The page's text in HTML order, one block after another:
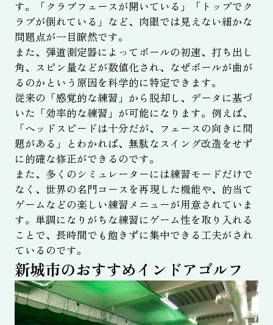
す。「クラブフェースが開いている」「トップでク
ラブが倒れている」など、肉眼では見えない細かな
問題点が一目瞭然です。
また、弾道測定器によってボールの初速、打ち出し
角、スピン量などが数値化され、なぜボールが曲が
るのかという原因を科学的に特定できます。
従来の「感覚的な練習」から脱却し、データに基づ
いた「効率的な練習」が可能になります。例えば、
「ヘッドスピードは十分だが、フェースの向きに問
題がある」とわかれば、無駄なスイング改造をせず
に的確な修正ができるのです。
また、多くのシミュレーターには練習モードだけで
なく、世界の名門コースを再現した機能や、的当て
ゲームなどの楽しい練習メニューが用意されていま
す。単調になりがちな練習にゲーム性を取り入れる
ことで、長時間でも飽きずに集中できる工夫がされ
ているのです。
新城市のおすすめインドアゴルフ